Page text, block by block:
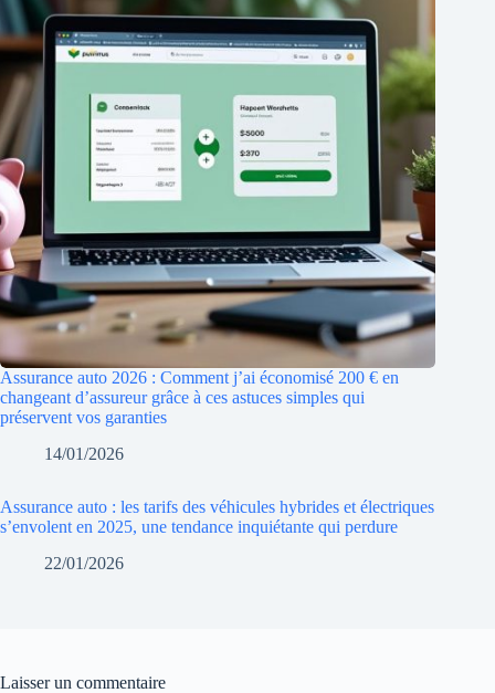
Assurance auto 2026 : Comment j’ai économisé 200 € en
changeant d’assureur grâce à ces astuces simples qui
préservent vos garanties
14/01/2026
Assurance auto : les tarifs des véhicules hybrides et électriques
s’envolent en 2025, une tendance inquiétante qui perdure
22/01/2026
Laisser un commentaire